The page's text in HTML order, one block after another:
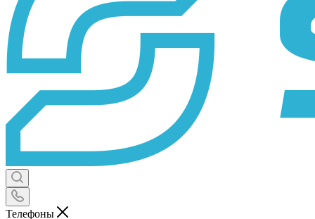
Телефоны